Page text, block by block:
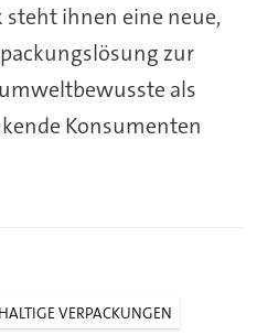
ihnen eine neue,
zur
als
Konsumenten
VERPACKUNGEN